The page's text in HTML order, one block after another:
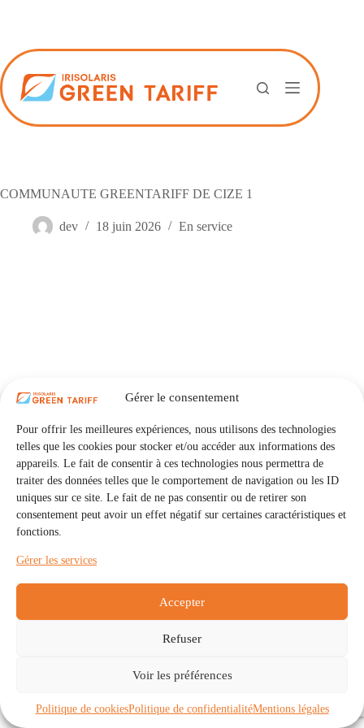
Gérer le consentement
Pour offrir les meilleures expériences, nous utilisons des technologies
telles que les cookies pour stocker et/ou accéder aux informations des
appareils. Le fait de consentir à ces technologies nous permettra de
traiter des données telles que le comportement de navigation ou les ID
uniques sur ce site. Le fait de ne pas consentir ou de retirer son
consentement peut avoir un effet négatif sur certaines caractéristiques et
fonctions.
Gérer les services
Accepter
Refuser
Voir les préférences
Politique de cookiesPolitique de confidentialitéMentions légales
COMMUNAUTE GREENTARIFF DE CIZE 1
dev 18 juin 2026 En service
Communautés
À propos
Politique de cookies (UE)